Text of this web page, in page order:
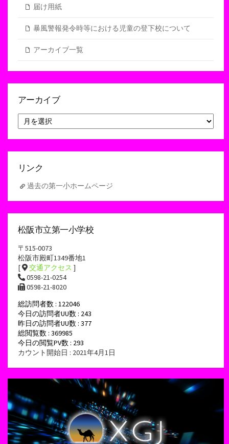
届け用紙
暴風警報発令時等における児童の登下校について
アーカイブ一覧
アーカイブ
ー
カ
リンク
過去の第一小ホームページ
松阪市立第一小学校
〒515-0073
松阪市殿町1349番地1
[
交通アクセス ]
0598-21-0254
0598-21-8020
総訪問者数 : 122046
今日の訪問者UU数 : 243
昨日の訪問者UU数 : 377
総閲覧数 : 369985
今日の閲覧PV数 : 293
カウント開始日 : 2021年4月1日